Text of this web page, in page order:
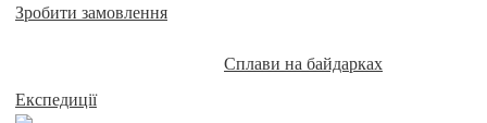
Зробити замовлення
Експедиції
Сплави на байдарках